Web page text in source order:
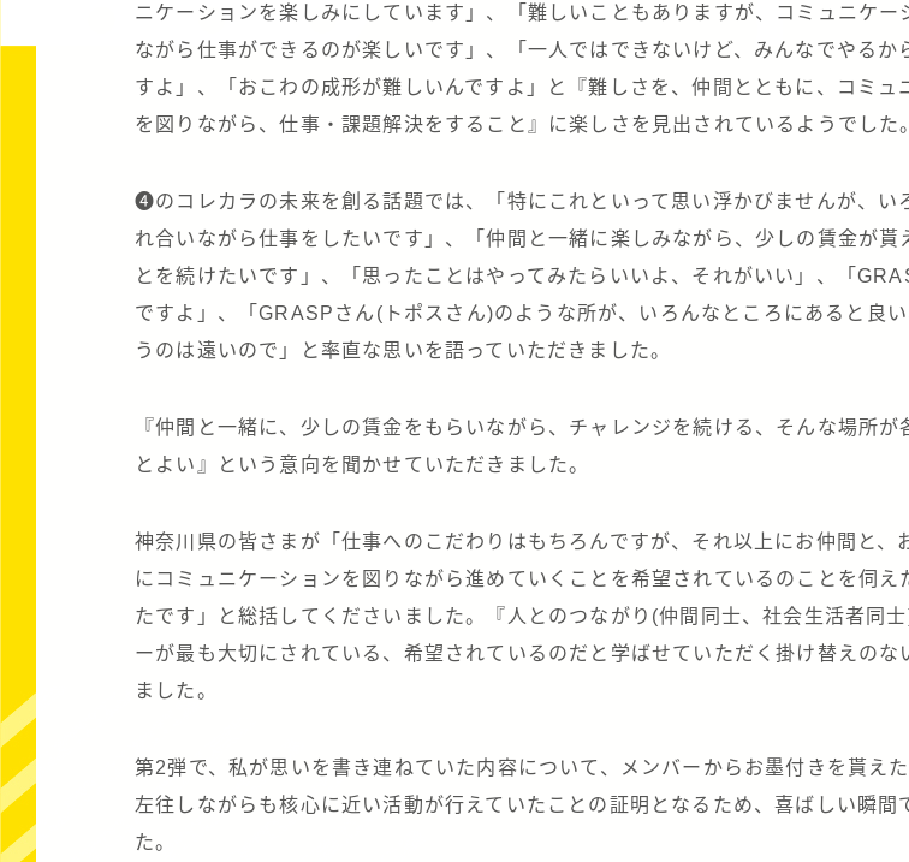
ニケーションを楽しみにしています」、「難しいこともありますが、コミュニケー
ながら仕事ができるのが楽しいです」、「一人ではできないけど、みんなでやるか
すよ」、「おこわの成形が難しいんですよ」と『難しさを、仲間とともに、コミュ
を図りながら、仕事・課題解決をすること』に楽しさを見出されているようでした
❹のコレカラの未来を創る話題では、「特にこれといって思い浮かびませんが、い
れ合いながら仕事をしたいです」、「仲間と一緒に楽しみながら、少しの賃金が貰
とを続けたいです」、「思ったことはやってみたらいいよ、それがいい」、「
ですよ」、「GRASPさん(トポスさん)のような所が、いろんなところにあると良
うのは遠いので」と率直な思いを語っていただきました。
『仲間と一緒に、少しの賃金をもらいながら、チャレンジを続ける、そんな場所が
とよい』という意向を聞かせていただきました。
神奈川県の皆さまが「仕事へのこだわりはもちろんですが、それ以上にお仲間と、
にコミュニケーションを図りながら進めていくことを希望されているのことを伺え
たです」と総括してくださいました。『人とのつながり(仲間同士、社会生活者同
ーが最も大切にされている、希望されているのだと学ばせていただく掛け替えのな
ました。
第2弾で、私が思いを書き連ねていた内容について、メンバーからお墨付きを貰え
左往しながらも核心に近い活動が行えていたことの証明となるため、喜ばしい瞬間
た。